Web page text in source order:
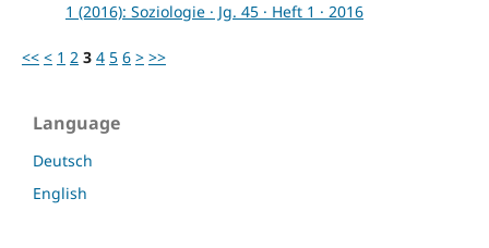
1 (2016): Soziologie · Jg. 45 · Heft 1 · 2016
<< < 1 2 3 4 5 6 > >>
Language
Deutsch
English